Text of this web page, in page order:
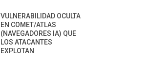
VULNERABILIDAD OCULTA
EN COMET/ATLAS
(NAVEGADORES IA) QUE
LOS ATACANTES
EXPLOTAN